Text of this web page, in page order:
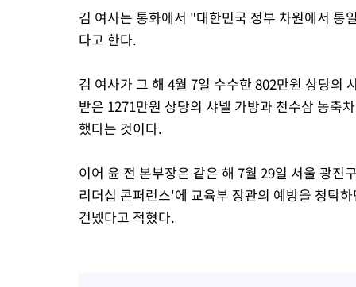
김 여사는 통화에서 "대한민국 정부 차원에서 통
다고 한다.
김 여사가 그 해 4월 7일 수수한 802만원 상당의
받은 1271만원 상당의 샤넬 가방과 천수삼 농축
했다는 것이다.
이어 윤 전 본부장은 같은 해 7월 29일 서울 광
리더십 콘퍼런스'에 교육부 장관의 예방을 청탁
건넸다고 적혔다.